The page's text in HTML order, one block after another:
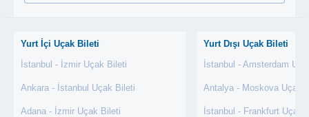
Yurt İçi Uçak Bileti
İstanbul - İzmir Uçak Bileti
Ankara - İstanbul Uçak Bileti
Adana - İzmir Uçak Bileti
Yurt Dışı Uçak Bileti
İstanbul - Amsterdam
Antalya - Moskova Uçak
İstanbul - Frankfurt Uçak